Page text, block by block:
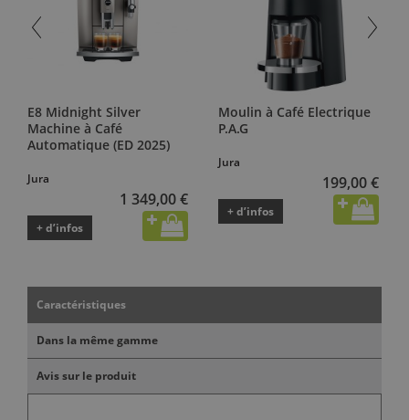
E8 Midnight Silver
Machine à Café
Automatique (ED 2025)
Jura
1 349,00 €
+ d’infos
Moulin à Café Electrique
P.A.G
Jura
199,00 €
+ d’infos
Caractéristiques
Dans la même gamme
Avis sur le produit